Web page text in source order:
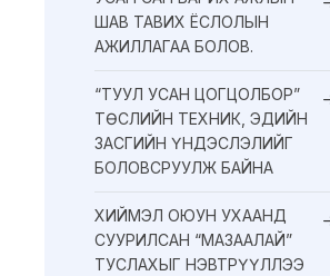
ШАВ ТАВИХ ЁСЛОЛЫН
АЖИЛЛАГАА БОЛОВ.
“ТУУЛ УСАН ЦОГЦОЛБОР”
ТӨСЛИЙН ТЕХНИК, ЭДИЙН
ЗАСГИЙН ҮНДЭСЛЭЛИЙГ
БОЛОВСРУУЛЖ БАЙНА
ХИЙМЭЛ ОЮУН УХААНД
СУУРИЛСАН “МАЗААЛАЙ”
ТУСЛАХЫГ НЭВТРҮҮЛЛЭЭ